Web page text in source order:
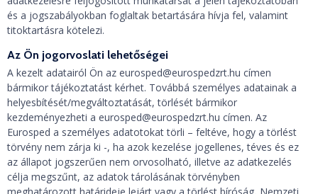
és a jogszabályokban foglaltak betartására hívja fel, valamint
titoktartásra kötelezi.
Az Ön jogorvoslati lehetőségei
A kezelt adatairól Ön az eurosped@eurospedzrt.hu címen
bármikor tájékoztatást kérhet. Továbbá személyes adatainak a
helyesbítését/megváltoztatását, törlését bármikor
kezdeményezheti a eurosped@eurospedzrt.hu címen. Az
Eurosped a személyes adatotokat törli – feltéve, hogy a törlést
törvény nem zárja ki -, ha azok kezelése jogellenes, téves és ez
az állapot jogszerűen nem orvosolható, illetve az adatkezelés
célja megszűnt, az adatok tárolásának törvényben